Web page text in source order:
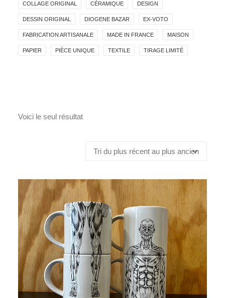
COLLAGE ORIGINAL CÉRAMIQUE DESIGN
DESSIN ORIGINAL DIOGENE BAZAR EX-VOTO
FABRICATION ARTISANALE MADE IN FRANCE MAISON
PAPIER PIÈCE UNIQUE TEXTILE TIRAGE LIMITÉ
Voici le seul résultat